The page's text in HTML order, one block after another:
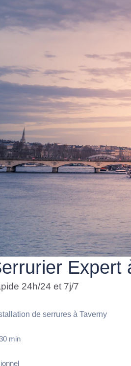
Expert
24h/24 et 7j/7
de serrures à Taverny
min